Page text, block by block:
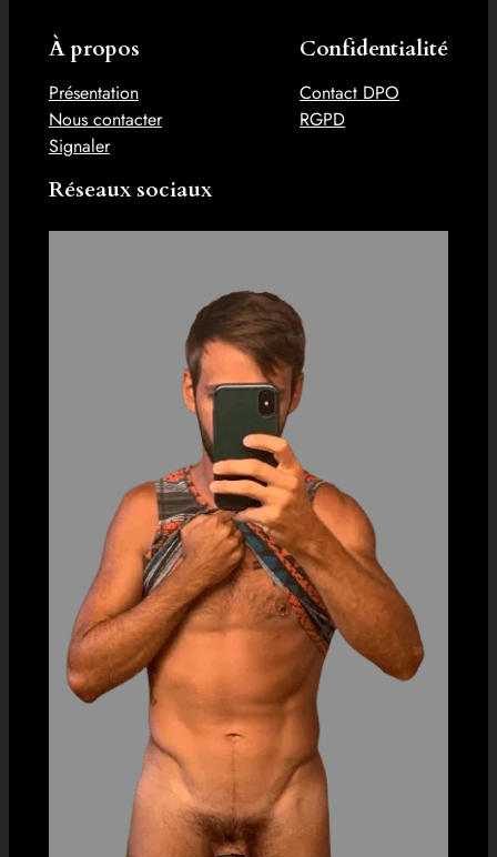
À propos
Présentation
Nous contacter
Signaler
Confidentialité
Contact DPO
RGPD
Réseaux sociaux